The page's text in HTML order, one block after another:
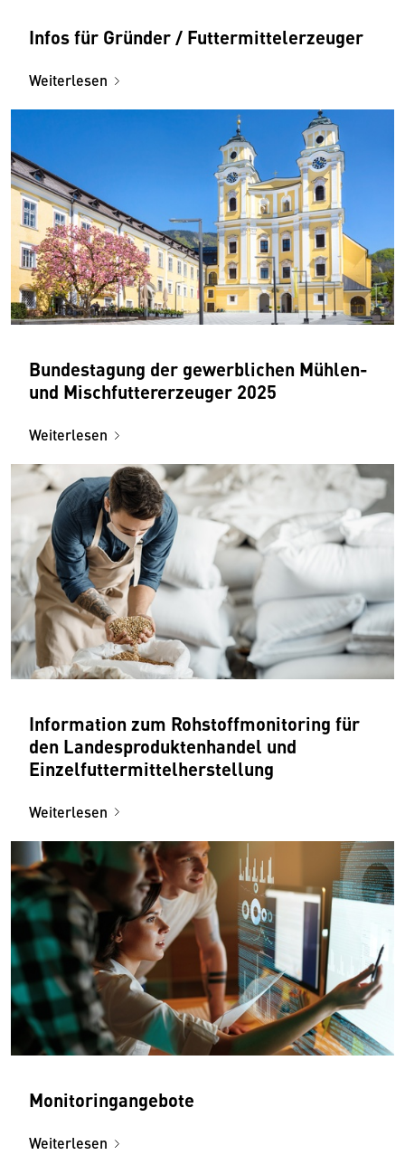
Infos für Gründer / Futtermittelerzeuger
Weiterlesen
Bundestagung der gewerblichen Mühlen-
und Mischfuttererzeuger 2025
Weiterlesen
Information zum Rohstoffmonitoring für
den Landesproduktenhandel und
Einzelfuttermittelherstellung
Weiterlesen
Monitoringangebote
Weiterlesen